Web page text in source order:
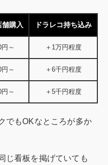
舗購入 ドラレコ持ち込み
～ ＋1万円程度
～ ＋6千円程度
～ ＋5千円程度
でもOKなところが多か
じ看板を掲げていても